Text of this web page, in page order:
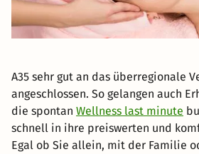
A35 sehr gut an das überregionale
angeschlossen. So gelangen auch
die spontan Wellness last minute
schnell in ihre preiswerten und
Egal ob Sie allein, mit der Familie